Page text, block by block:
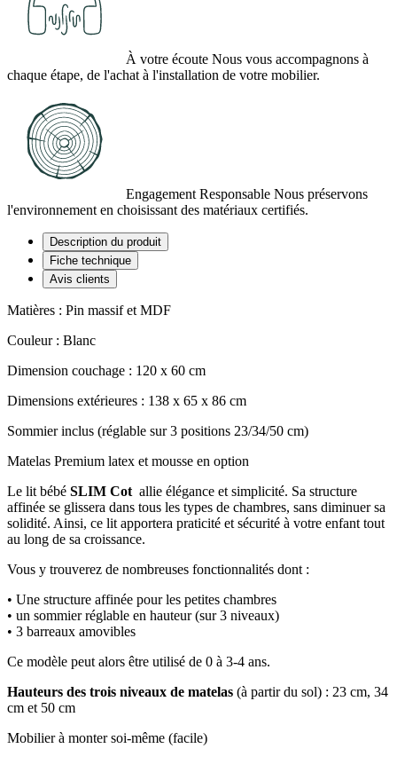
(2 avis)
À votre écoute Nous vous accompagnons à
chaque étape, de l'achat à l'installation de votre mobilier.
Engagement Responsable Nous préservons
l'environnement en choisissant des matériaux certifiés.
Description du produit
Fiche technique
Avis clients
Matières : Pin massif et MDF
Couleur : Blanc
Dimension couchage : 120 x 60 cm
Dimensions extérieures : 138 x 65 x 86 cm
Sommier inclus (réglable sur 3 positions 23/34/50 cm)
Matelas Premium latex et mousse en option
Le lit bébé SLIM Cot allie élégance et simplicité. Sa structure
affinée se glissera dans tous les types de chambres, sans diminuer sa
solidité. Ainsi, ce lit apportera praticité et sécurité à votre enfant tout
au long de sa croissance.
Vous y trouverez de nombreuses fonctionnalités dont :
• Une structure affinée pour les petites chambres
• un sommier réglable en hauteur (sur 3 niveaux)
• 3 barreaux amovibles
Ce modèle peut alors être utilisé de 0 à 3-4 ans.
Hauteurs des trois niveaux de matelas (à partir du sol) : 23 cm, 34
cm et 50 cm
Mobilier à monter soi-même (facile)